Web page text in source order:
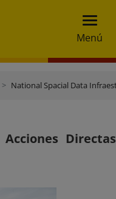
Menú
National Spacial Data
Directas